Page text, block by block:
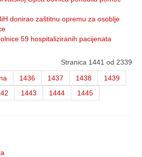
donirao zaštitnu opremu za osoblje
59 hospitaliziranih pacijenata
Stranica 1441 od 2339
1436 1437 1438
1439
1443 1444
1445